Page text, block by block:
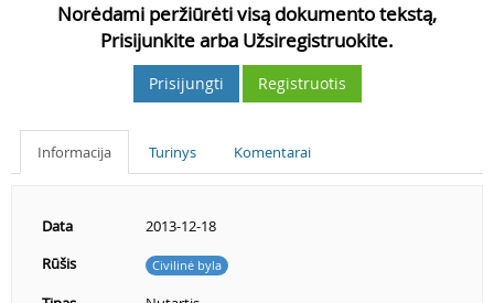
Norėdami peržiūrėti visą dokumento tekstą,
Prisijunkite arba Užsiregistruokite.
Prisijungti Registruotis
Informacija Turinys Komentarai
Data
2013-12-18
Rūšis
Civilinė byla